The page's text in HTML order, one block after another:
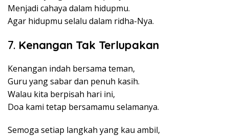
Menjadi cahaya dalam hidupmu.
Agar hidupmu selalu dalam ridha-Nya.
7. Kenangan Tak Terlupakan
Kenangan indah bersama teman,
Guru yang sabar dan penuh kasih.
Walau kita berpisah hari ini,
Doa kami tetap bersamamu selamanya.
Semoga setiap langkah yang kau ambil,